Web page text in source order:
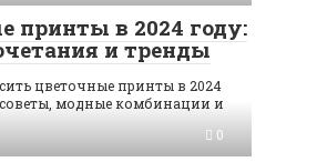
принты в 2024 году:
и тренды
цветочные принты в 2024
модные комбинации и
0